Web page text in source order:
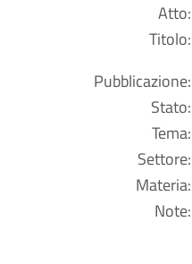
Atto:
Titolo:
Pubblicazione:
Stato:
Tema:
Settore:
Materia:
Note: